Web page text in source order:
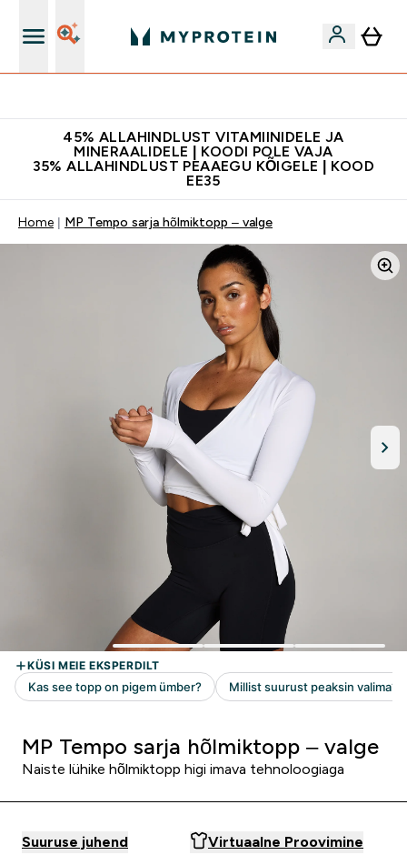
45% ALLAHINDLUST VITAMIINIDELE JA
MINERAALIDELE | KOODI POLE VAJA
35% ALLAHINDLUST PEAAEGU KÕIGELE | KOOD
EE35
Home MP Tempo sarja hõlmiktopp – valge
MP Tempo sarja hõlmiktopp – valge
Naiste lühike hõlmiktopp higi imava tehnoloogiaga
Suuruse juhend Virtuaalne Proovimine